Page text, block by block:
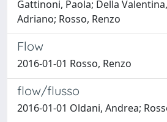
Gattinoni, Paola; Della
Adriano; Rosso, Renzo
Flow
2016-01-01 Rosso, Renzo
flow/flusso
2016-01-01 Oldani, Andrea;